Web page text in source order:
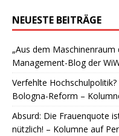
NEUESTE BEITRÄGE
„Aus dem Maschinenraum
Management-Blog der
Verfehlte
Bologna-Reform –
Absurd: Die Frauenquote
nützlich! – Kolumne auf